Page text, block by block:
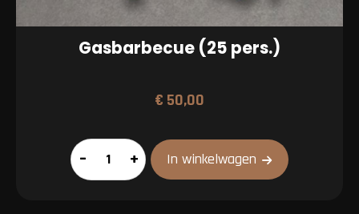
Gasbarbecue (25 pers.)
€ 50,00
Gasbarbecue
(25
– + In winkelwagen